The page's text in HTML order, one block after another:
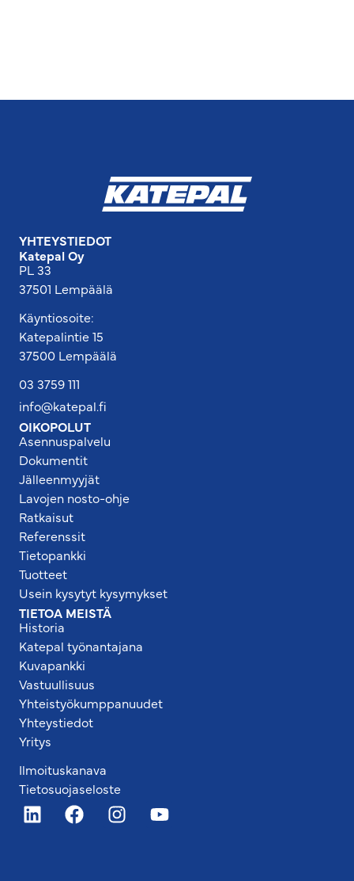
YHTEYSTIEDOT
Katepal Oy
PL 33
37501 Lempäälä
Käyntiosoite:
Katepalintie 15
37500 Lempäälä
03 3759 111
info@katepal.fi
OIKOPOLUT
Asennuspalvelu
Dokumentit
Jälleenmyyjät
Lavojen nosto-ohje
Ratkaisut
Referenssit
Tietopankki
Tuotteet
Usein kysytyt kysymykset
TIETOA MEISTÄ
Historia
Katepal työnantajana
Kuvapankki
Vastuullisuus
Yhteistyökumppanuudet
Yhteystiedot
Yritys
Ilmoituskanava
Tietosuojaseloste